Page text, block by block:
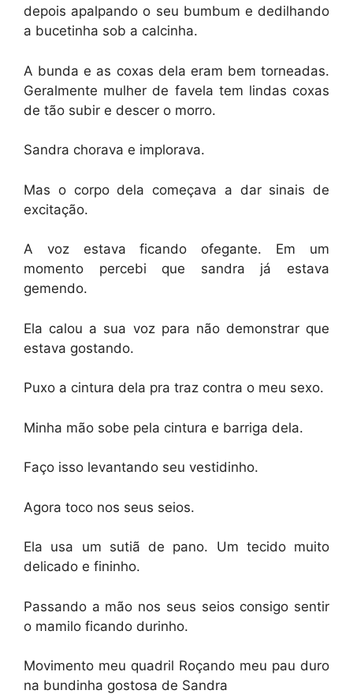
depois apalpando o seu bumbum e dedilhando
a bucetinha sob a calcinha.
A bunda e as coxas dela eram bem torneadas.
Geralmente mulher de favela tem lindas coxas
de tão subir e descer o morro.
Sandra chorava e implorava.
Mas o corpo dela começava a dar sinais de
excitação.
A voz estava ficando ofegante. Em um
momento percebi que sandra já estava
gemendo.
Ela calou a sua voz para não demonstrar que
estava gostando.
Puxo a cintura dela pra traz contra o meu sexo.
Minha mão sobe pela cintura e barriga dela.
Faço isso levantando seu vestidinho.
Agora toco nos seus seios.
Ela usa um sutiã de pano. Um tecido muito
delicado e fininho.
Passando a mão nos seus seios consigo sentir
o mamilo ficando durinho.
Movimento meu quadril Roçando meu pau duro
na bundinha gostosa de Sandra